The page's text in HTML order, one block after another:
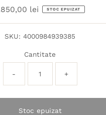
Prețlei STOC EPUIZAT
SKU: 4000984939385
Cantitate
- +
Stoc epuizat